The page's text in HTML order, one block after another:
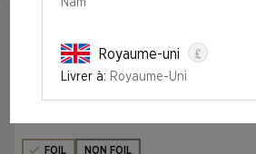
SECRET LAIR X GHOSTBUSTERS:
FOIL NON FOIL
Nam
Royaume-uni £
Livrer à: Royaume-Uni